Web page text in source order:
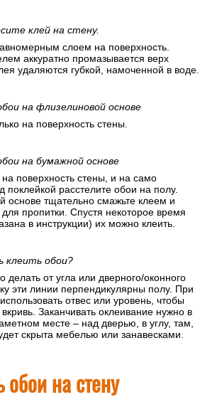
клей на стену.
слоем на поверхность.
аккуратно промазывается верх
удаляются губкой, намоченной в воде.
на флизелиновой основе
на поверхность стены.
на бумажной основе
поверхность стены, и на само
расстелите обои на полу.
основе тщательно смажьте клеем и
пропитки. Спустя некоторое время
в инструкции) их можно клеить.
клеить обои?
делать от угла или дверного/оконного
эти линии перпендикулярны полу. При
отвес или уровень, чтобы
Заканчивать оклеивание нужно в
месте – над дверью, в углу, там,
скрыта мебелью или занавесками.
обои на стену